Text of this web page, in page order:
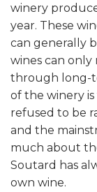
winery
year. These
can generally
wines can
through long-
of the winery is
refused to be
and the
much about
Soutard has
own wine.